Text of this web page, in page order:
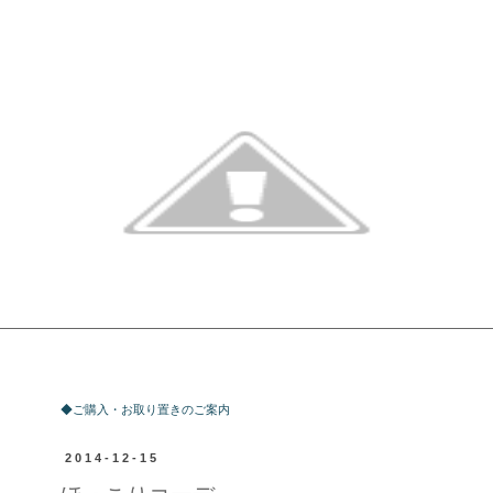
◆ご購入・お取り置きのご案内
2014-12-15